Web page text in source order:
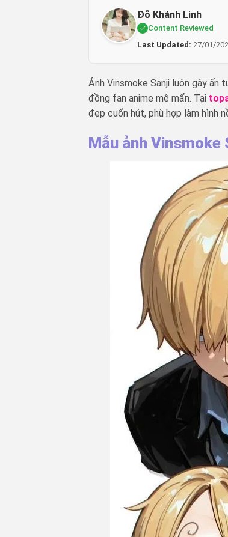
Đỗ Khánh Linh
Content Reviewed
Last Updated: 27/01/
Ảnh Vinsmoke Sanji luôn gây ấn
đồng fan anime mê mẩn. Tại
đẹp cuốn hút, phù hợp làm hình
Mẫu ảnh Vinsmoke